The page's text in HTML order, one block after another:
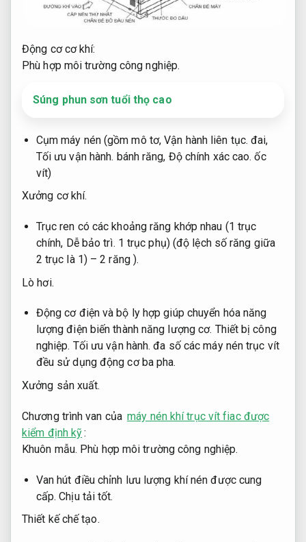
Động cơ cơ khí:
Phù hợp môi trường công nghiệp.
Súng phun sơn tuổi thọ cao
Cụm máy nén (gồm mô tơ,Vận hành liên tục. đai,
Tối ưu vận hành. bánh răng, Độ chính xác cao. ốc
vít)
Xưởng cơ khí.
Trục ren có các khoảng răng khớp nhau (1 trục
chính, Dễ bảo trì. 1 trục phụ) (độ lệch số răng giữa
2 trục là 1) – 2 răng ).
Lò hơi.
Động cơ điện và bộ ly hợp giúp chuyển hóa năng
lượng điện biến thành năng lượng cơ. Thiết bị công
nghiệp. Tối ưu vận hành. đa số các máy nén trục vít
đều sử dụng động cơ ba pha.
Xưởng sản xuất.
Chương trình van của máy nén khí trục vít fiac được
kiểm định kỹ:
Khuôn mẫu. Phù hợp môi trường công nghiệp.
Van hút điều chỉnh lưu lượng khí nén được cung
cấp.Chịu tải tốt.
Thiết kế chế tạo.